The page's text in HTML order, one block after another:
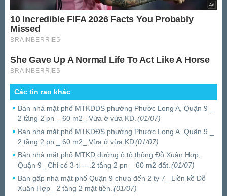
Các tin rao khác
Bán nhà mặt phố MTKDĐS phường Phước Long A, Quận 9 _
2 tầng 2 pn _ 60 m2_ Vừa ở vừa KD. (01/07)
Bán nhà mặt phố MTKDĐS phường Phước Long A, Quận 9 _
2 tầng 2 pn _ 60 m2_ Vừa ở vừa KD(01/07)
Bán nhà mặt phố MTKD đường ô tô thông Đỗ Xuân Hợp,
Quận 9_ Chỉ có 3 ti ---.2 tầng 2 pn _ 60 m2 đất. (01/07)
Bán gấp nhà mặt phố Quận 9 chưa đến 2 ty 7_ Liền kề Đỗ
Xuân Hợp_ 2 tầng 2 mặt tiền. (01/07)